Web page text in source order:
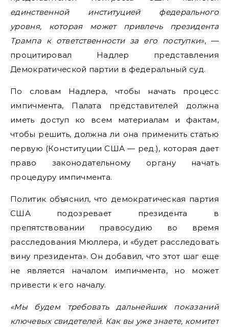
единственной институцией федерального
уровня, которая может привлечь президента
Трампа к ответственности за его поступки», —
процитировал Надлер представления
Демократической партии в федеральный суд.
По словам Надлера, чтобы начать процесс
импичмента, Палата представителей должна
иметь доступ ко всем материалам и фактам,
чтобы решить, должна ли она применить статью
первую (Конституции США — ред.), которая дает
право законодательному органу начать
процедуру импичмента.
Политик объяснил, что демократическая партия
США подозревает президента в
препятствовании правосудию во время
расследования Мюллера, и «будет расследовать
вину президента». Он добавил, что этот шаг еще
не является началом импичмента, но может
привести к его началу.
«Мы будем требовать дальнейших показаний
ключевых свидетелей. Как вы уже знаете, комитет